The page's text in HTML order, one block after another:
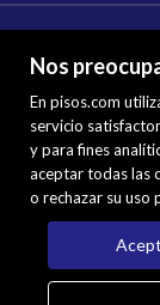
Nos
En pisos.com
servicio
y para fines
aceptar todas las
o rechazar su uso
Mapa Web
Aviso legal
Favoritos
Inmuebles
Noticias